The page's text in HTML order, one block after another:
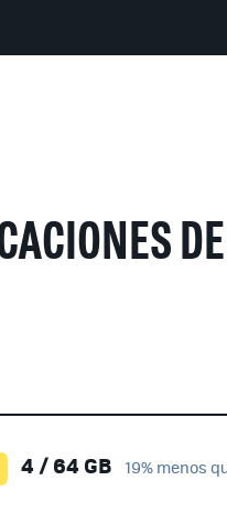
4 / 64 GB 19% menos